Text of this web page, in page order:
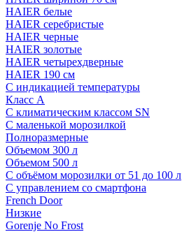
HAIER белые
HAIER серебристые
HAIER черные
HAIER золотые
HAIER четырехдверные
HAIER 190 см
С индикацией температуры
Класс A
С климатическим классом SN
С маленькой морозилкой
Полноразмерные
Объемом 300 л
Объемом 500 л
С объёмом морозилки от 51 до 100 л
С управлением со смартфона
French Door
Низкие
Gorenje No Frost